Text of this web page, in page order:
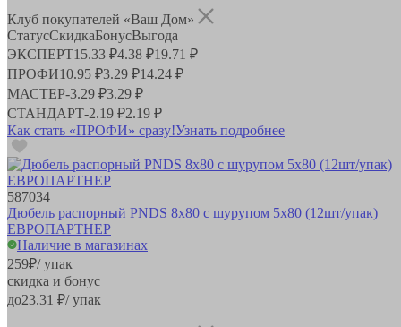
Клуб покупателей «Ваш Дом»
СтатусСкидкаБонусВыгода
ЭКСПЕРТ15.33 ₽4.38 ₽19.71 ₽
ПРОФИ10.95 ₽3.29 ₽14.24 ₽
МАСТЕР-3.29 ₽3.29 ₽
СТАНДАРТ-2.19 ₽2.19 ₽
Как стать «ПРОФИ» сразу!Узнать подробнее
587034
Дюбель распорный PNDS 8x80 с шурупом 5х80 (12шт/упак)
ЕВРОПАРТНЕР
Наличие в магазинах
259₽/ упак
скидка и бонус
до23.31 ₽/ упак